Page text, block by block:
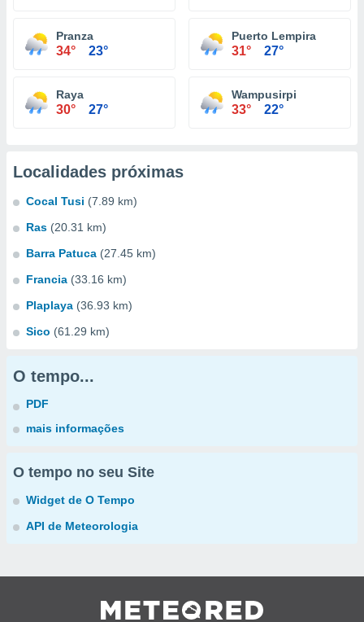
Pranza
34° 23°
Puerto Lempira
31° 27°
Raya
30° 27°
Wampusirpi
33° 22°
Localidades próximas
Cocal Tusi (7.89 km)
Ras (20.31 km)
Barra Patuca (27.45 km)
Francia (33.16 km)
Plaplaya (36.93 km)
Sico (61.29 km)
O tempo...
PDF
mais informações
O tempo no seu Site
Widget de O Tempo
API de Meteorologia